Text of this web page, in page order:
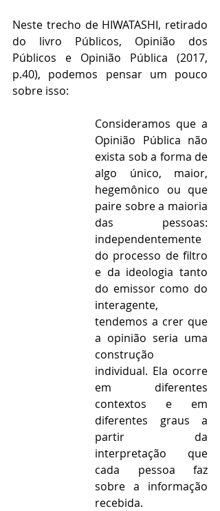
Neste trecho de HIWATASHI, retirado
do livro Públicos, Opinião dos
Públicos e Opinião Pública (2017,
p.40), podemos pensar um pouco
sobre isso:
Consideramos que a
Opinião Pública não
exista sob a forma de
algo único, maior,
hegemônico ou que
paire sobre a maioria
das pessoas:
independentemente
do processo de filtro
e da ideologia tanto
do emissor como do
interagente,
tendemos a crer que
a opinião seria uma
construção
individual. Ela ocorre
em diferentes
contextos e em
diferentes graus a
partir da
interpretação que
cada pessoa faz
sobre a informação
recebida.